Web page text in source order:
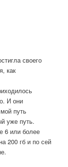
своего
как
И они
путь
уже путь.
6 или более
200 гб и по сей